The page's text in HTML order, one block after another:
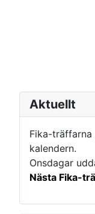
Aktuellt
Fika-träffarna
kalendern.
Onsdagar
Nästa Fika-